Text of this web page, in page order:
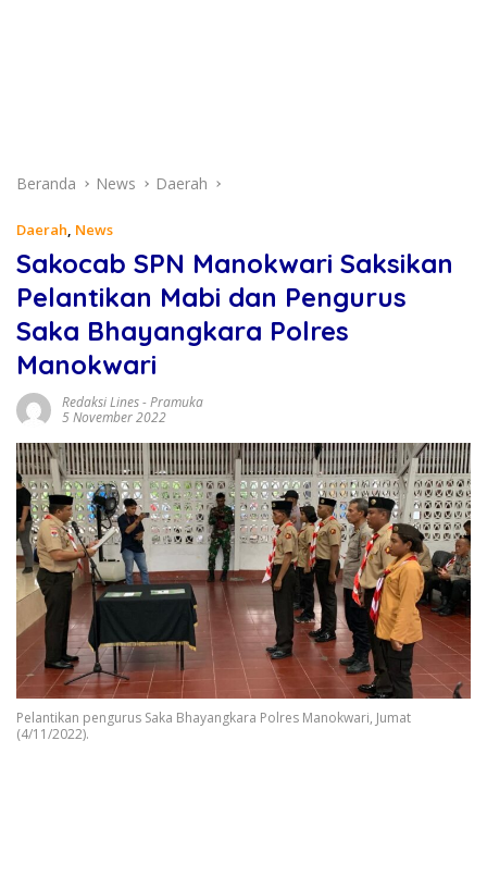
Beranda News Daerah
Daerah, News
Sakocab SPN Manokwari Saksikan
Pelantikan Mabi dan Pengurus
Saka Bhayangkara Polres
Manokwari
Redaksi Lines-Pramuka
5 November 2022
Pelantikan pengurus Saka Bhayangkara Polres Manokwari, Jumat
(4/11/2022).